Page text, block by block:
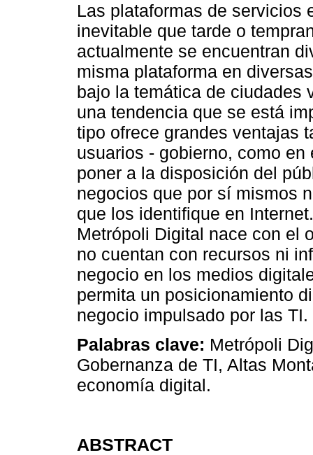
Las plataformas de servicios
inevitable que tarde o
actualmente se encuentran
misma plataforma en
bajo la temática de ciudades
una tendencia que se está
tipo ofrece grandes ventajas
usuarios - gobierno, como
poner a la disposición del
negocios que por sí mismos
que los identifique en
Metrópoli Digital nace con el
no cuentan con recursos ni
negocio en los medios
permita un posicionamiento
negocio impulsado por las TI.
Palabras clave: Metrópoli
Gobernanza de TI, Altas
economía digital.
ABSTRACT